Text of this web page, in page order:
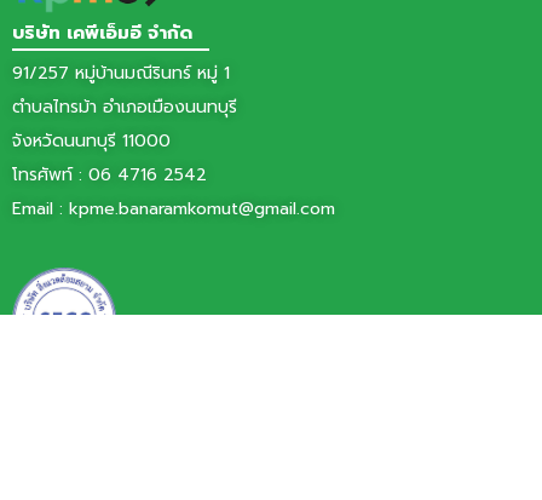
บริษัท เคพีเอ็มอี จำกัด
91/257 หมู่บ้านมณีรินทร์ หมู่ 1
ตำบลไทรม้า อำเภอเมืองนนทบุรี
จังหวัดนนทบุรี 11000
โทรศัพท์ : 06 4716 2542
Email : kpme.banaramkomut@gmail.com